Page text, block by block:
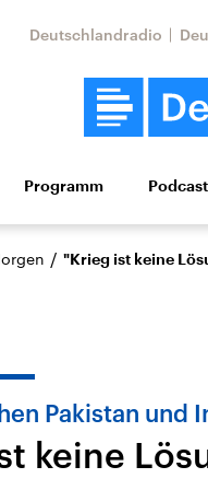
Deutschlandradio
Wirtschaft Wissen
Programm
/ "Krieg ist keine
Pakistan und
keine